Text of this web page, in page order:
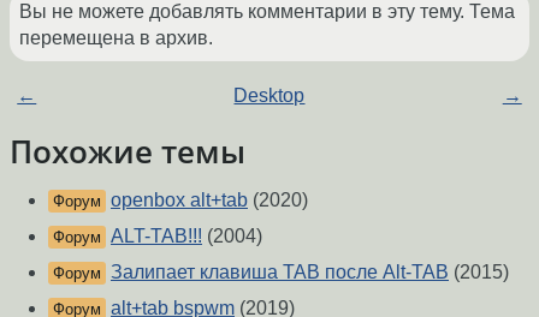
Вы не можете добавлять комментарии в эту тему. Тема
перемещена в архив.
← Desktop →
Похожие темы
Форум openbox alt+tab (2020)
Форум ALT-TAB!!! (2004)
Форум Залипает клавиша TAB после Alt-TAB (2015)
Форум alt+tab bspwm (2019)